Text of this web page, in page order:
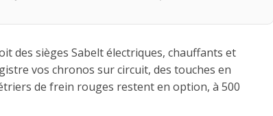
des sièges Sabelt électriques, chauffants et
vos chronos sur circuit, des touches en
de frein rouges restent en option, à 500